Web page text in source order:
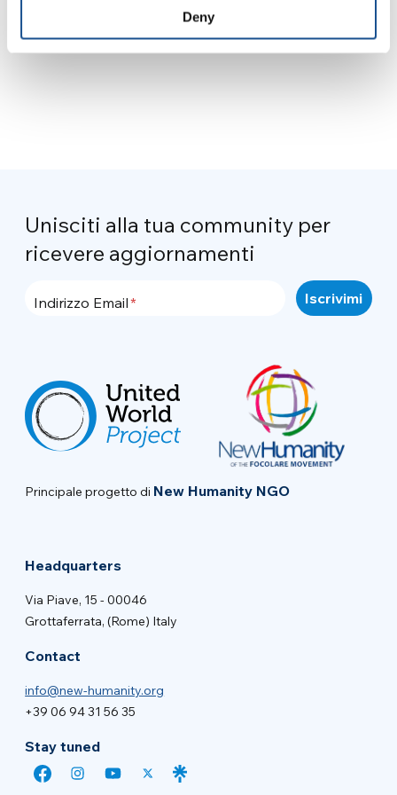
Deny
Unisciti alla tua community per
ricevere aggiornamenti
Indirizzo Email
Principale progetto di New Humanity NGO
Headquarters
Via Piave, 15 - 00046
Grottaferrata, (Rome) Italy
Contact
info@new-humanity.org
+39 06 94 31 56 35
Stay tuned